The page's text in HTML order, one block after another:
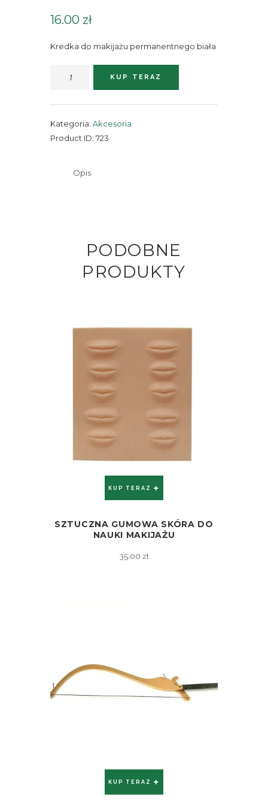
16.00 zł
Kredka do makijażu permanentnego biała
permanentnego
biała
KUP TERAZ
Kategoria: Akcesoria
Product ID: 723
Opis
PODOBNE
PRODUKTY
ZOBACZ
KUP TERAZ
SZTUCZNA GUMOWA SKÓRA DO
NAUKI MAKIJAŻU
35.00 zł
KUP TERAZ